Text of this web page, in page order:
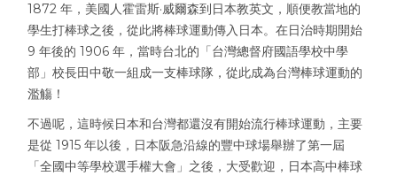
1872 年，美國人霍雷斯·威爾森到日本教英文，順便教當地的
學生打棒球之後，從此將棒球運動傳入日本。在日治時期開始
9 年後的 1906 年，當時台北的「台灣總督府國語學校中學
部」校長田中敬一組成一支棒球隊，從此成為台灣棒球運動的
濫觴！
不過呢，這時候日本和台灣都還沒有開始流行棒球運動，主要
是從 1915 年以後，日本阪急沿線的豐中球場舉辦了第一屆
「全國中等學校選手權大會」之後，大受歡迎，日本高中棒球